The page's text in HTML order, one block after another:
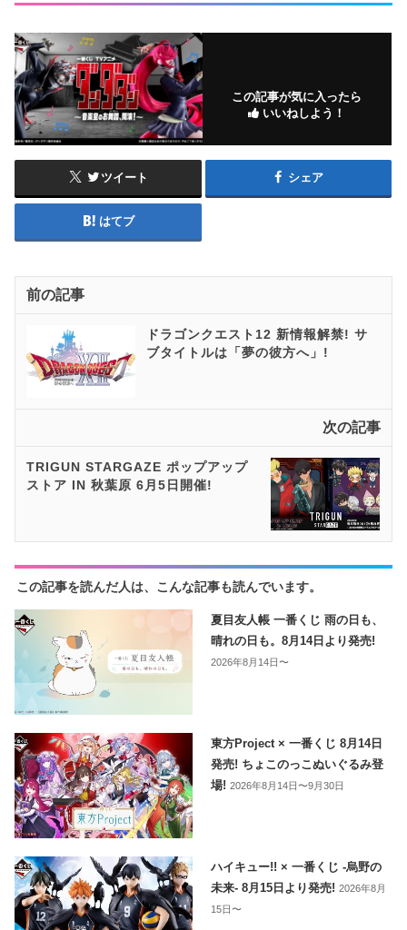
この記事が気に入ったら
いいねしよう！
ツイート シェア
はてブ
前の記事
ドラゴンクエスト12 新情報解禁! サ
ブタイトルは「夢の彼方へ」!
次の記事
TRIGUN STARGAZE ポップアップ
ストア IN 秋葉原 6月5日開催!
この記事を読んだ人は、こんな記事も読んでいます。
夏目友人帳 一番くじ 雨の日も、
晴れの日も。8月14日より発売!
2026年8月14日〜
東方Project × 一番くじ 8月14日
発売! ちょこのっこぬいぐるみ登
場!2026年8月14日〜9月30日
ハイキュー!! × 一番くじ -烏野の
未来- 8月15日より発売!2026年8月
15日〜